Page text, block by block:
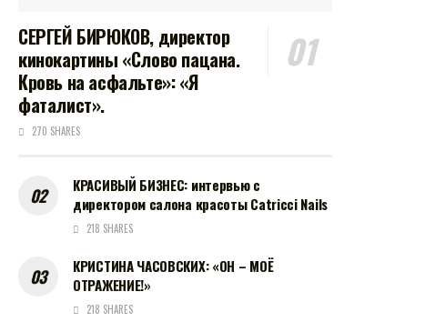
СЕРГЕЙ БИРЮКОВ, директор
кинокартины «Слово пацана.
Кровь на асфальте»: «Я
фаталист».
270 SHARES
КРАСИВЫЙ БИЗНЕС: интервью с
директором салона красоты Catricci Nails
218 SHARES
КРИСТИНА ЧАСОВСКИХ: «ОН – МОЁ
ОТРАЖЕНИЕ!»
218 SHARES